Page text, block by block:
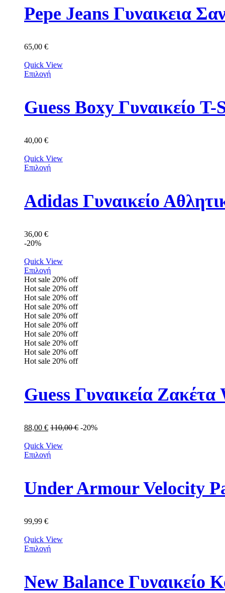
Pepe Jeans Γυναικεια
65,00 €
Quick View
Επιλογή
Guess Boxy Γυναικείο
40,00 €
Quick View
Επιλογή
Adidas Γυναικείο
36,00 €
-20%
Quick View
Επιλογή
Hot sale 20% off
Hot sale 20% off
Hot sale 20% off
Hot sale 20% off
Hot sale 20% off
Hot sale 20% off
Hot sale 20% off
Hot sale 20% off
Hot sale 20% off
Hot sale 20% off
Guess Γυναικεία
88,00 € 110,00€ -20%
Quick View
Επιλογή
Under Armour Velocity
99,99 €
Quick View
Επιλογή
New Balance Γυναικείο